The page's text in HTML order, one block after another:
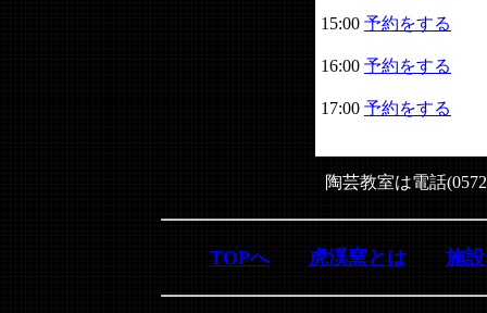
15:00 予約をする
16:00 予約をする
17:00 予約をする
陶芸教室は電話
TOPへ 虎渓窯とは 施